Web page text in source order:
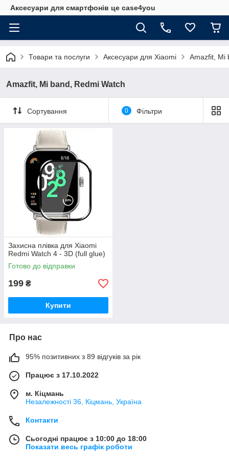
Аксесуари для смартфонів це case4you
Товари та послуги Аксесуари для Xiaomi Amazfit, Mi
Amazfit, Mi band, Redmi Watch
Сортування 0 Фільтри
Захисна плівка для Xiaomi
Redmi Watch 4 - 3D (full glue)
Готово до відправки
199 ₴
Купити
Про нас
95% позитивних з 89 відгуків за рік
Працює з 17.10.2022
м. Кіцмань
Незалежності 36, Кіцмань, Україна
Контакти
Сьогодні працює з 10:00 до 18:00
Показати весь графік роботи